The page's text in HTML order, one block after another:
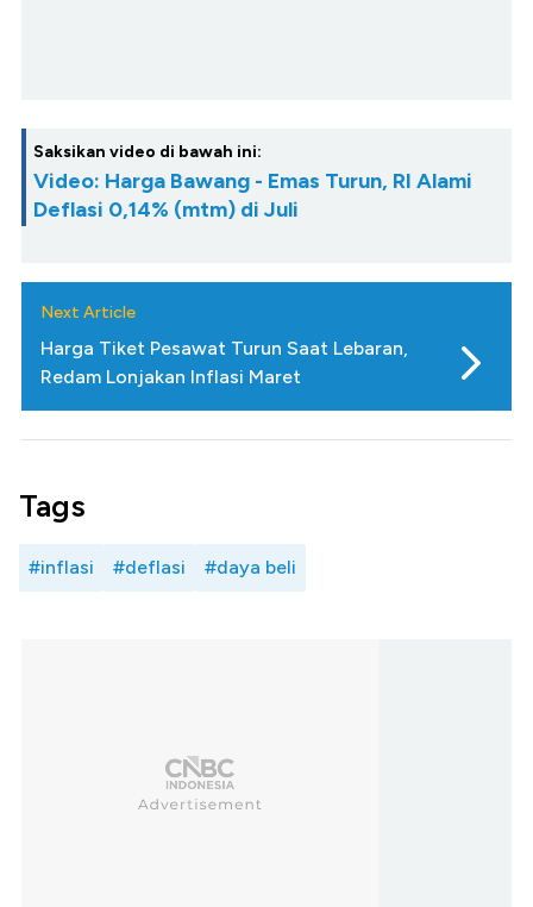
Saksikan video di bawah ini:
Video: Harga Bawang - Emas Turun, RI Alami
Deflasi 0,14% (mtm) di Juli
Next Article
Harga Tiket Pesawat Turun Saat Lebaran,
Redam Lonjakan Inflasi Maret
Tags
#inflasi #deflasi #daya beli